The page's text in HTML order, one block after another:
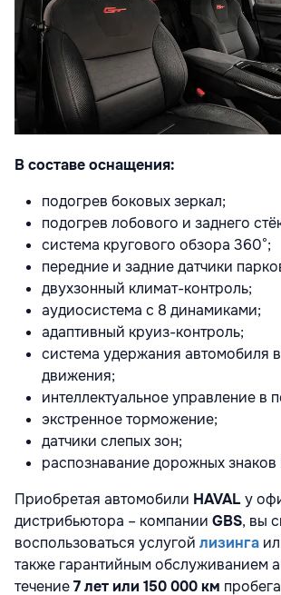
В составе оснащения:
подогрев боковых зеркал;
подогрев лобового и заднего
система кругового обзора 360°;
передние и задние датчики
двухзонный климат-контроль;
аудиосистема с 8 динамиками;
адаптивный круиз-контроль;
система удержания автомобиля
движения;
интеллектуальное управление в
экстренное торможение;
датчики слепых зон;
распознавание дорожных знаков
Приобретая автомобили HAVAL у
дистрибьютора – компании GBS, вы
воспользоваться услугой лизинга
также гарантийным обслуживанием
течение7 лет или 150 000 км